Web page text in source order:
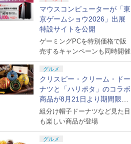
マウスコンピューターが「東
京ゲームショウ2026」出展
特設サイトを公開
ゲーミングPCを特別価格で販
売するキャンペーンも同時開催
グルメ
クリスピー・クリーム・ドー
ナツと「ハリポタ」のコラボ
商品が8月21日より期間限定
で発売
組分け帽子ドーナツなど見た目
も楽しい商品が登場
グルメ